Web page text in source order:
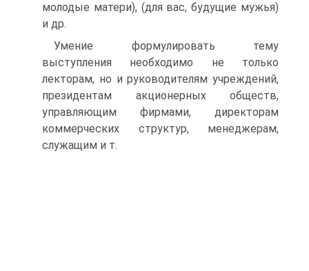
молодые матери), (для вас, будущие мужья)
и др.
Умение формулировать тему
выступления необходимо не только
лекторам, но и руководителям учреждений,
президентам акционерных обществ,
управляющим фирмами, директорам
коммерческих структур, менеджерам,
служащим и т.